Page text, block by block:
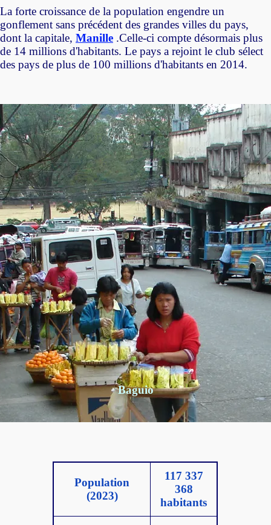
La forte croissance de la population engendre un
gonflement sans précédent des grandes villes du pays,
dont la capitale, Manille .Celle-ci compte désormais plus
de 14 millions d'habitants. Le pays a rejoint le club sélect
des pays de plus de 100 millions d'habitants en 2014.
Baguio
Population
(2023)
117 337
368
habitants